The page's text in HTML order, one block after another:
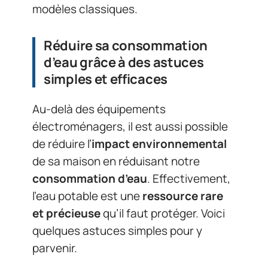
modèles classiques.
Réduire sa consommation
d’eau grâce à des astuces
simples et efficaces
Au-delà des équipements
électroménagers, il est aussi possible
de réduire l’impact environnemental
de sa maison en réduisant notre
consommation d’eau. Effectivement,
l’eau potable est uneressource rare
et précieusequ’il faut protéger. Voici
quelques astuces simples pour y
parvenir.